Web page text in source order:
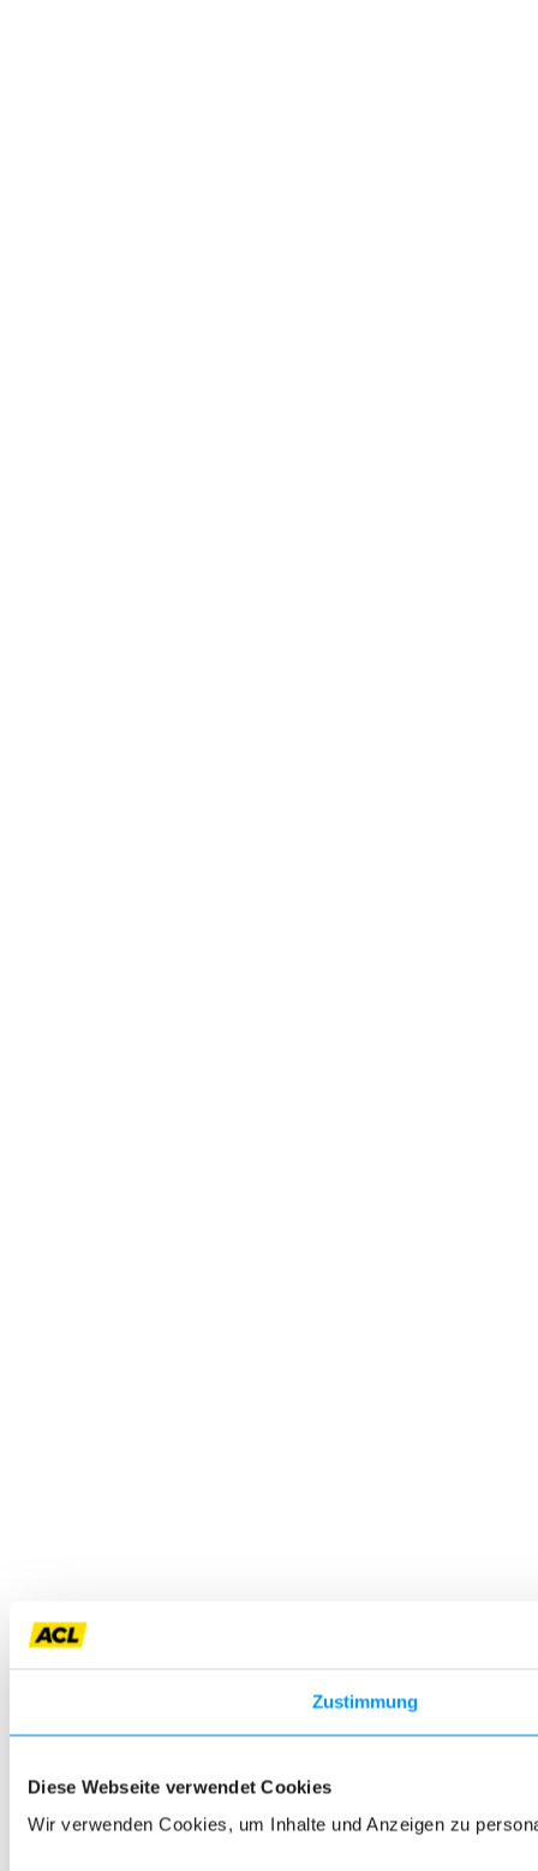
Zustimmung
Diese Webseite verwendet Cookies
Wir verwenden Cookies, um Inhalte und Anzeigen zu